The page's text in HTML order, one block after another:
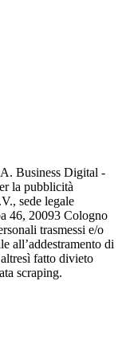
Business Digital -
la pubblicità
sede legale
46, 20093 Cologno
trasmessi e/o
all’addestramento di
fatto divieto
scraping.